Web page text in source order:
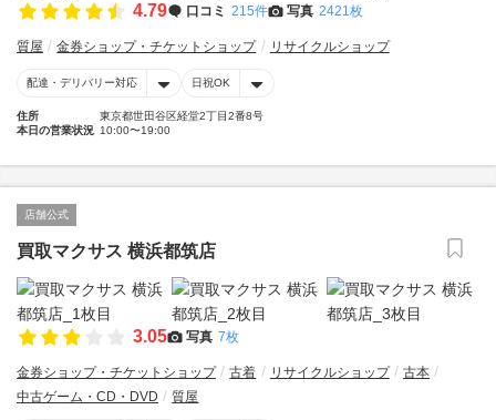
4.79 口コミ 215件 写真 2421枚
質屋 金券ショップ・チケットショップ リサイクルショップ
配達・デリバリー対応 日祝OK
住所
東京都世田谷区経堂2丁目2番8号
本日の営業状況 10:00〜19:00
店舗公式
買取マクサス 横浜都筑店
3.05 写真 7枚
金券ショップ・チケットショップ 古着 リサイクルショップ
古本
中古ゲーム・CD・DVD
質屋